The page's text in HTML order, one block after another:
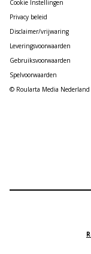
Cookie Instellingen
Privacy beleid
Disclaimer/vrijwaring
Leveringsvoorwaarden
Gebruiksvoorwaarden
Spelvoorwaarden
© Roularta Media Nederland